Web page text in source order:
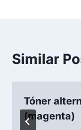
Similar
Tóner
(magenta)